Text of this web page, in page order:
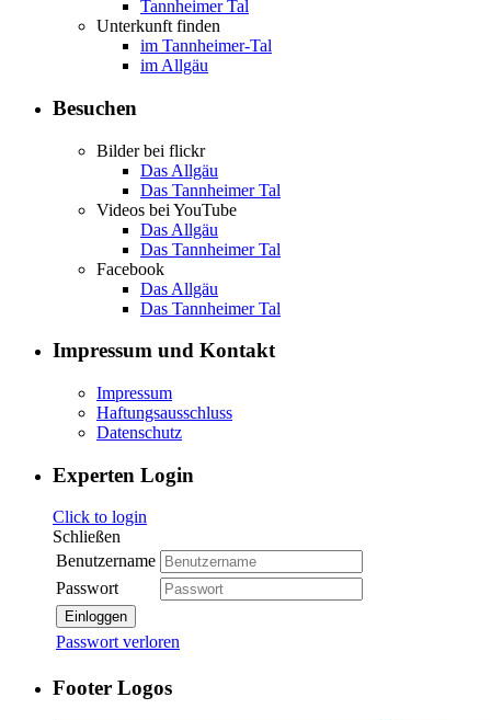
Tannheimer Tal
Unterkunft finden
im Tannheimer-Tal
im Allgäu
Besuchen
Bilder bei flickr
Das Allgäu
Das Tannheimer Tal
Videos bei YouTube
Das Allgäu
Das Tannheimer Tal
Facebook
Das Allgäu
Das Tannheimer Tal
Impressum und Kontakt
Impressum
Haftungsausschluss
Datenschutz
Experten Login
Click to login
Schließen
Benutzername
Passwort
Einloggen
Passwort verloren
Footer Logos